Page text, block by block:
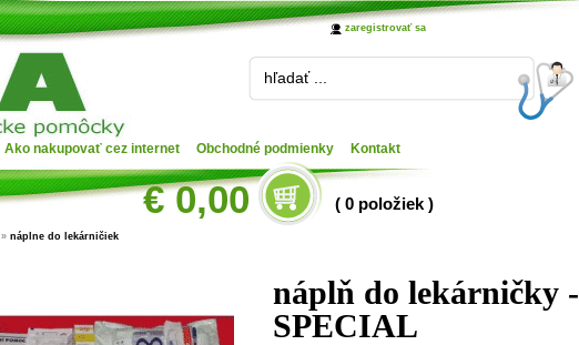
zaregistrovať sa
Ako nakupovať cez internet Obchodné podmienky Kontakt
€ 0,00 ( 0 položiek )
hľadať ...
» náplne do lekárničiek
náplň do lekárničky -
SPECIAL